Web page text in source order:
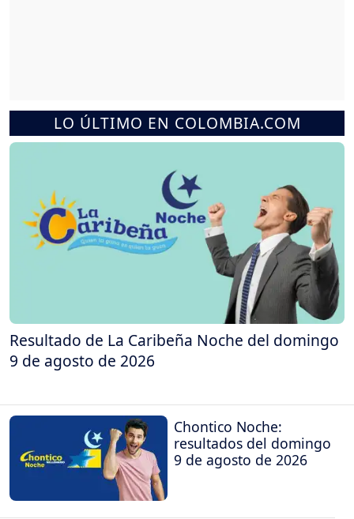
LO ÚLTIMO EN COLOMBIA.COM
Resultado de La Caribeña Noche del domingo
9 de agosto de 2026
Chontico Noche:
resultados del domingo
9 de agosto de 2026